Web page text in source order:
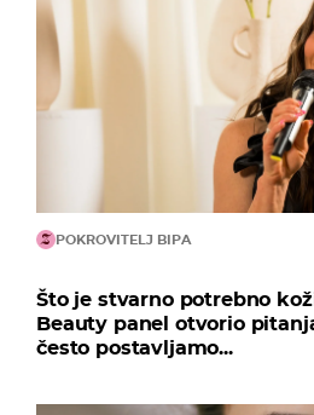
POKROVITELJ BIPA
Što je stvarno potrebno
Beauty panel otvorio
često postavljamo...